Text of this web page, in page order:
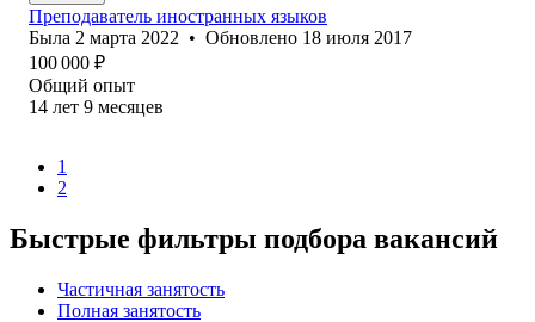
Преподаватель иностранных языков
Была 2 марта 2022 • Обновлено 18 июля 2017
100 000 ₽
Общий опыт
14 лет 9 месяцев
1
2
Быстрые фильтры подбора вакансий
Частичная занятость
Полная занятость